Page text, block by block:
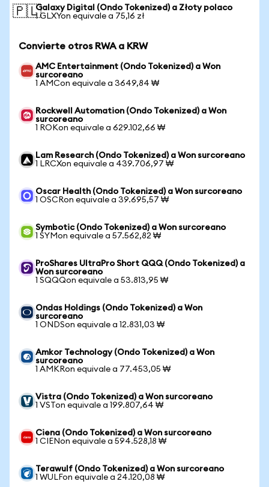
🇵🇱Galaxy Digital (Ondo Tokenized) a Złoty polaco
1 GLXYon equivale a 75,16 zł
Convierte otros RWA a KRW
AMC Entertainment (Ondo Tokenized) a Won
surcoreano
1 AMCon equivale a 3649,84 ₩
Rockwell Automation (Ondo Tokenized) a Won
surcoreano
1 ROKon equivale a 629.102,66 ₩
Lam Research (Ondo Tokenized) a Won surcoreano
1 LRCXon equivale a 439.706,97 ₩
Oscar Health (Ondo Tokenized) a Won surcoreano
1 OSCRon equivale a 39.695,57 ₩
Symbotic (Ondo Tokenized) a Won surcoreano
1 SYMon equivale a 57.562,82 ₩
ProShares UltraPro Short QQQ (Ondo Tokenized) a
Won surcoreano
1 SQQQon equivale a 53.813,95 ₩
Ondas Holdings (Ondo Tokenized) a Won
surcoreano
1 ONDSon equivale a 12.831,03 ₩
Amkor Technology (Ondo Tokenized) a Won
surcoreano
1 AMKRon equivale a 77.453,05 ₩
Vistra (Ondo Tokenized) a Won surcoreano
1 VSTon equivale a 199.807,64 ₩
Ciena (Ondo Tokenized) a Won surcoreano
1 CIENon equivale a 594.528,18 ₩
Terawulf (Ondo Tokenized) a Won surcoreano
1 WULFon equivale a 24.120,08 ₩